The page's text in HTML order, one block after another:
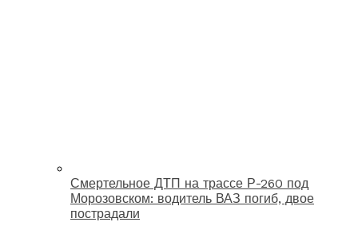
Смертельное ДТП на трассе Р-260 под
Морозовском: водитель ВАЗ погиб, двое
пострадали